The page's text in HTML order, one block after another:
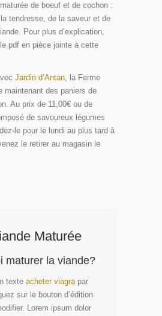
maturée de boeuf et de cochon :
tendresse, de la saveur et de
Pour plus d’explication,
pdf en pièce jointe à cette
Jardin d’Antan, la Ferme
maintenant des paniers de
Au prix de 11,00€ ou de
de savoureux légumes
le pour le lundi au plus tard à
le retirer au magasin le
Maturée
maturer la viande?
texte acheter viagrapar
sur le bouton d’édition
Lorem ipsum dolor